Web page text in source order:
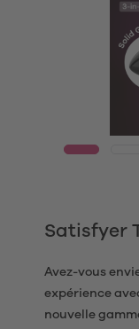
Satisfyer
Avez-vous
expérience
nouvelle